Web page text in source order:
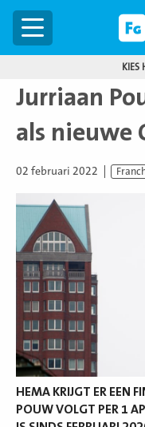
Menu
KIES
Jurriaan
als nieuwe
02 februari 2022
HEMA KRIJGT ER EEN
POUW VOLGT PER 1